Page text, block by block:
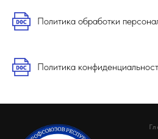
Политика обработки
Политика